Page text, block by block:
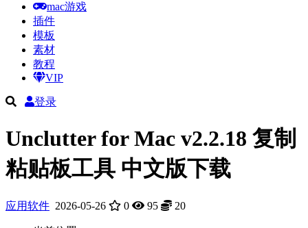
mac游戏
插件
模板
素材
教程
VIP
登录
Unclutter for Mac v2.2.18 复制
粘贴板工具 中文版下载
应用软件 2026-05-26 0 95 20